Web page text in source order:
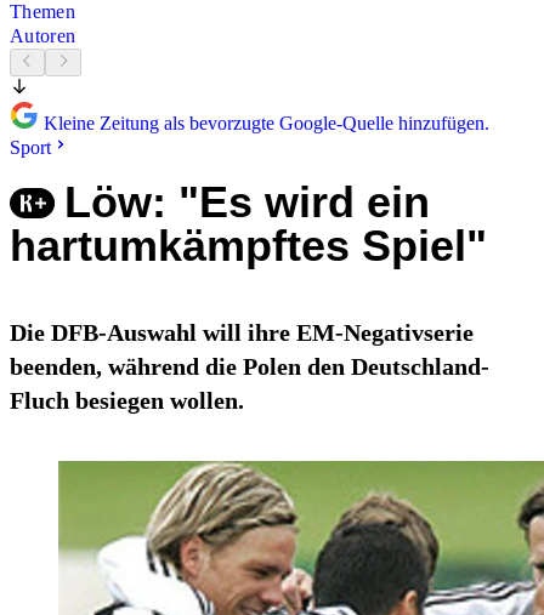
Themen
Autoren
Kleine Zeitung als bevorzugte Google-Quelle hinzufügen.
Sport
Löw: "Es wird ein
hartumkämpftes Spiel"
Die DFB-Auswahl will ihre EM-Negativserie
beenden, während die Polen den Deutschland-
Fluch besiegen wollen.